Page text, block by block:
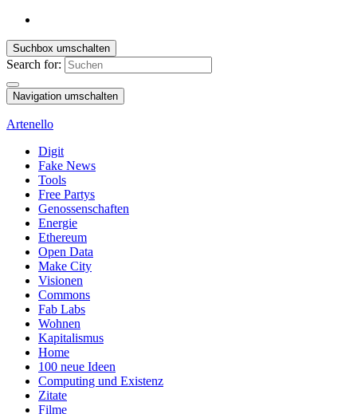
Suchbox umschalten
Search for:
Navigation umschalten
Artenello
Digit
Fake News
Tools
Free Partys
Genossenschaften
Energie
Ethereum
Open Data
Make City
Visionen
Commons
Fab Labs
Wohnen
Kapitalismus
Home
100 neue Ideen
Computing und Existenz
Zitate
Filme